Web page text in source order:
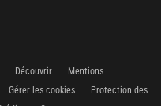
Découvrir
Mentions
Gérer les cookies
Protection des